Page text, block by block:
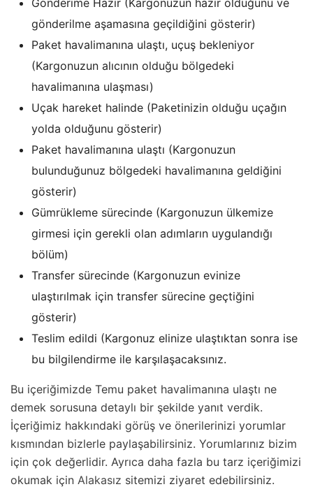
Gönderime Hazır (Kargonuzun hazır olduğunu ve
gönderilme aşamasına geçildiğini gösterir)
Paket havalimanına ulaştı, uçuş bekleniyor
(Kargonuzun alıcının olduğu bölgedeki
havalimanına ulaşması)
Uçak hareket halinde (Paketinizin olduğu uçağın
yolda olduğunu gösterir)
Paket havalimanına ulaştı (Kargonuzun
bulunduğunuz bölgedeki havalimanına geldiğini
gösterir)
Gümrükleme sürecinde (Kargonuzun ülkemize
girmesi için gerekli olan adımların uygulandığı
bölüm)
Transfer sürecinde (Kargonuzun evinize
ulaştırılmak için transfer sürecine geçtiğini
gösterir)
Teslim edildi (Kargonuz elinize ulaştıktan sonra ise
bu bilgilendirme ile karşılaşacaksınız.
Bu içeriğimizde Temu paket havalimanına ulaştı ne
demek sorusuna detaylı bir şekilde yanıt verdik.
İçeriğimiz hakkındaki görüş ve önerilerinizi yorumlar
kısmından bizlerle paylaşabilirsiniz. Yorumlarınız bizim
için çok değerlidir. Ayrıca daha fazla bu tarz içeriğimizi
okumak için Alakasız sitemizi ziyaret edebilirsiniz.